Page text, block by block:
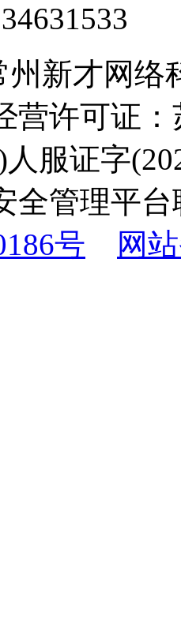
新才网络
营许可证
服证字
全管理平
号
网